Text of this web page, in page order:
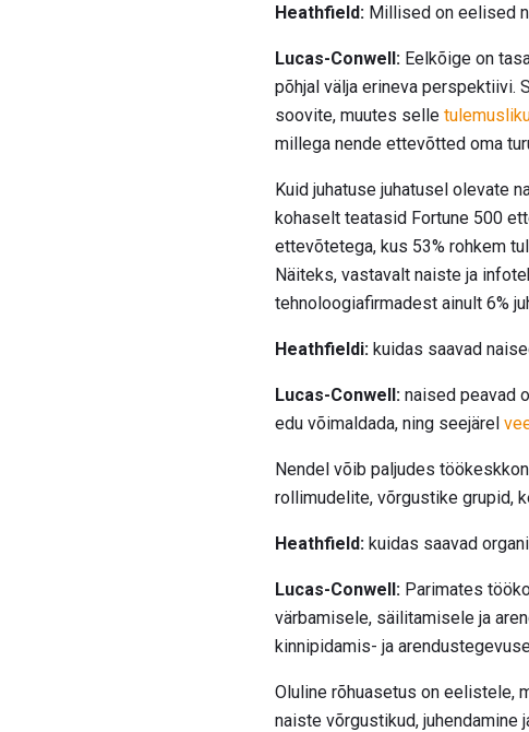
Heathfield: Millised on eelised
Lucas-Conwell: Eelkõige on
põhjal välja erineva perspektiivi.
soovite, muutes selle
millega nende ettevõtted oma
Kuid juhatuse juhatusel olevate
kohaselt teatasid Fortune 500
ettevõtetega, kus 53% rohkem
Näiteks, vastavalt naiste ja
tehnoloogiafirmadest ainult 6%
Heathfieldi: kuidas saavad
Lucas-Conwell: naised peavad
edu võimaldada, ning seejärel
Nendel võib paljudes
rollimudelite, võrgustike grupid,
Heathfield: kuidas saavad
Lucas-Conwell: Parimates
värbamisele, säilitamisele ja
kinnipidamis- ja
Oluline rõhuasetus on eelistele,
naiste võrgustikud,